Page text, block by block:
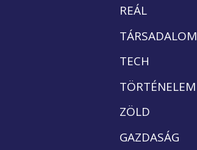
REÁL
TÁRSADALOM
TECH
TÖRTÉNELEM
ZÖLD
GAZDASÁG